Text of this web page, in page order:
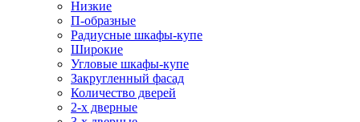
Низкие
П-образные
Радиусные шкафы-купе
Широкие
Угловые шкафы-купе
Закругленный фасад
Количество дверей
2-х дверные